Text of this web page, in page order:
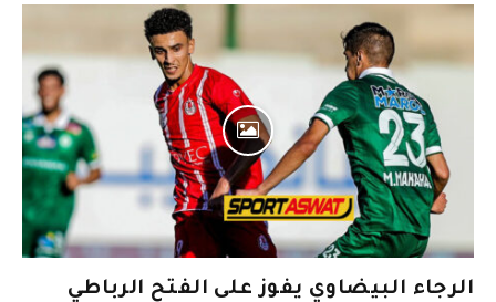
الرجاء البيضاوي يفوز على الفتح الرباطي